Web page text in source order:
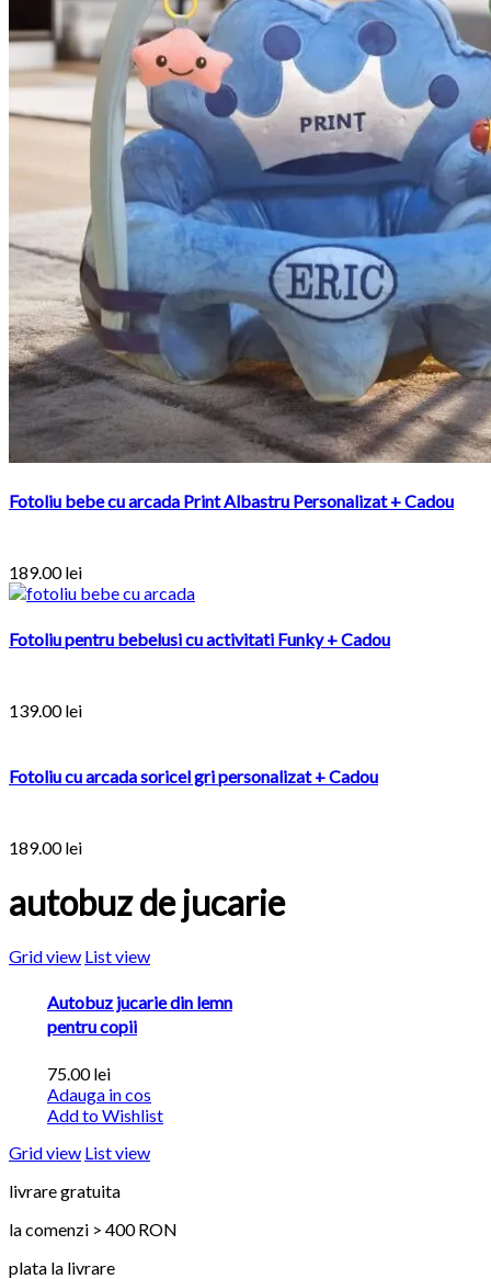
Fotoliu bebe cu arcada Print Albastru Personalizat + Cadou
189.00lei
Fotoliu pentru bebelusi cu activitati Funky + Cadou
139.00lei
Fotoliu cu arcada soricel gri personalizat + Cadou
189.00lei
autobuz de jucarie
Grid view List view
Autobuz jucarie din lemn
pentru copii
75.00lei
Adauga in cos
Add to Wishlist
Grid view List view
livrare gratuita
la comenzi > 400 RON
plata la livrare